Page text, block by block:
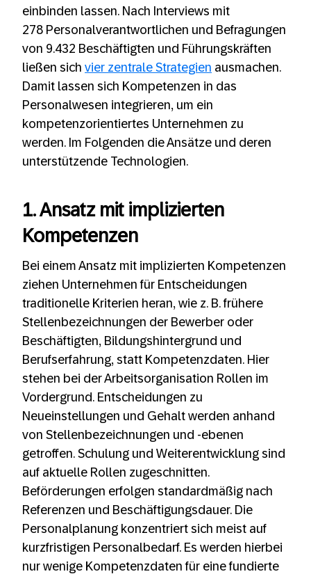
einbinden lassen. Nach Interviews mit
278 Personalverantwortlichen und Befragungen
von 9.432 Beschäftigten und Führungskräften
ließen sich vier zentrale Strategien ausmachen.
Damit lassen sich Kompetenzen in das
Personalwesen integrieren, um ein
kompetenzorientiertes Unternehmen zu
werden. Im Folgenden die Ansätze und deren
unterstützende Technologien.
1. Ansatz mit implizierten
Kompetenzen
Bei einem Ansatz mit implizierten Kompetenzen
ziehen Unternehmen für Entscheidungen
traditionelle Kriterien heran, wie z. B. frühere
Stellenbezeichnungen der Bewerber oder
Beschäftigten, Bildungshintergrund und
Berufserfahrung, statt Kompetenzdaten. Hier
stehen bei der Arbeitsorganisation Rollen im
Vordergrund. Entscheidungen zu
Neueinstellungen und Gehalt werden anhand
von Stellenbezeichnungen und -ebenen
getroffen. Schulung und Weiterentwicklung sind
auf aktuelle Rollen zugeschnitten.
Beförderungen erfolgen standardmäßig nach
Referenzen und Beschäftigungsdauer. Die
Personalplanung konzentriert sich meist auf
kurzfristigen Personalbedarf. Es werden hierbei
nur wenige Kompetenzdaten für eine fundierte